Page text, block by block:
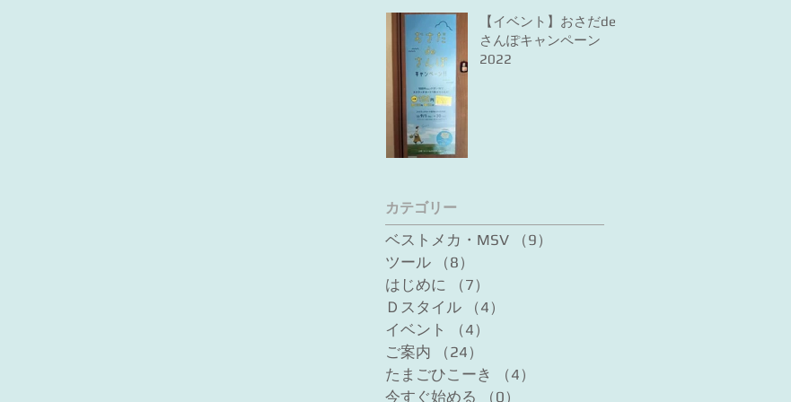
【イベント】おさだde
さんぽキャンペーン
2022
カテゴリー
ベストメカ・MSV （9）
ツール
（8）
はじめに
（7）
Ｄスタイル
（4）
イベント
（4）
ご案内
（24）
たまごひこーき
（4）
今すぐ始める
（0）